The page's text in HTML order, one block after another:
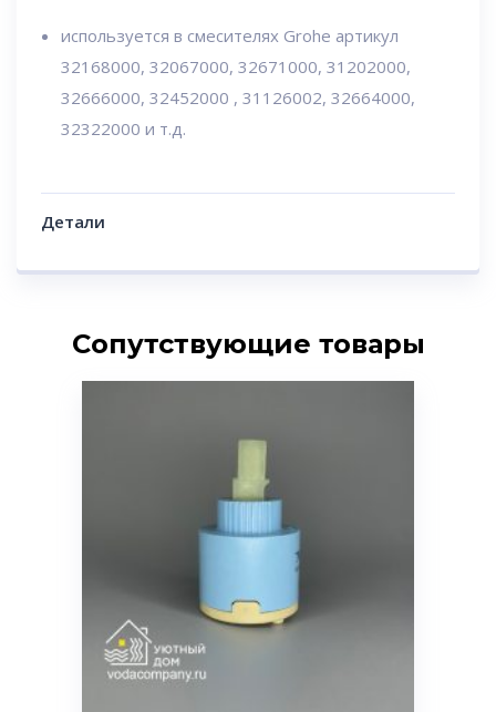
используется в смесителях Grohe артикул
32168000, 32067000, 32671000, 31202000,
32666000, 32452000 , 31126002, 32664000,
32322000 и т.д.
Детали
Сопутствующие товары